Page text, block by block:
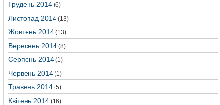
Грудень 2014 (6)
Листопад 2014 (13)
Жовтень 2014 (13)
Вересень 2014 (8)
Серпень 2014 (1)
Червень 2014 (1)
Травень 2014 (5)
Квітень 2014 (16)